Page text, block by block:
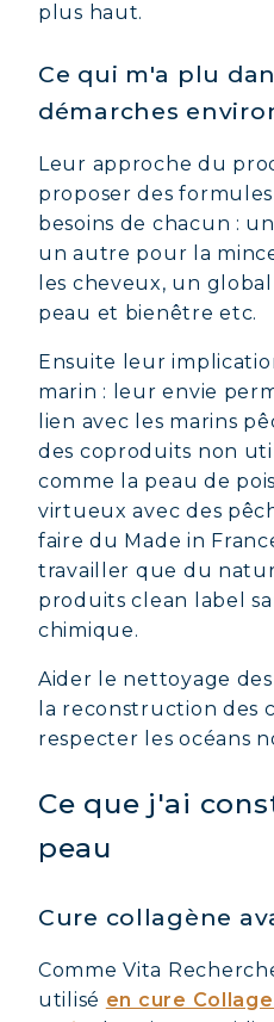
plus haut.
Ce qui m'a plu
démarches
Leur approche du
proposer des
besoins de chacun :
un autre pour la
les cheveux, un
peau et bienêtre etc.
Ensuite leur
marin : leur envie
lien avec les marins
des coproduits non
comme la peau de
virtueux avec des
faire du Made in
travailler que du
produits clean label
chimique.
Aider le nettoyage
la reconstruction des
respecter les océans
Ce que j'ai
peau
Cure collagène
Comme Vita
utilisé en cure